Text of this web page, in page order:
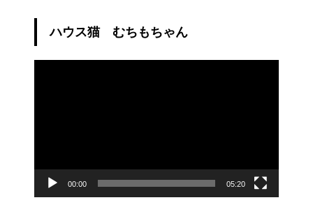
ハウス猫 むちもちゃん
00:00 05:20